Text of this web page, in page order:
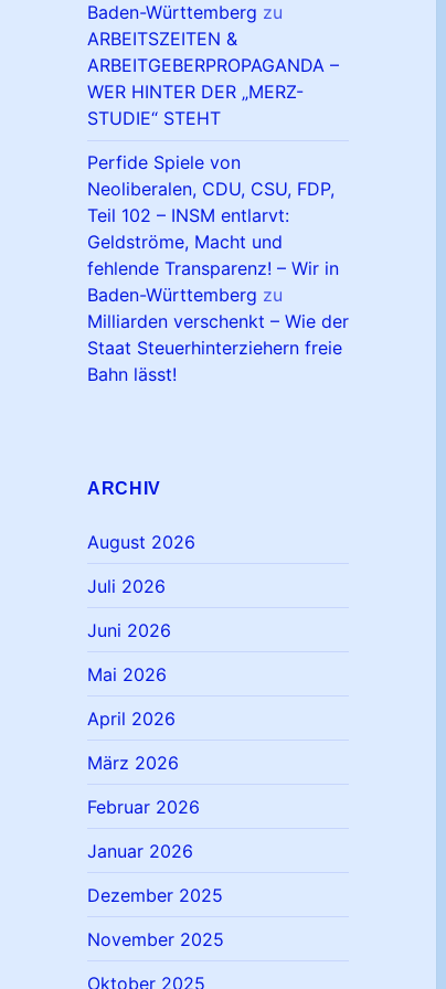
Baden-Württemberg zu
ARBEITSZEITEN &
ARBEITGEBERPROPAGANDA –
WER HINTER DER „MERZ-
STUDIE“ STEHT
Perfide Spiele von
Neoliberalen, CDU, CSU, FDP,
Teil 102 – INSM entlarvt:
Geldströme, Macht und
fehlende Transparenz! – Wir in
Baden-Württemberg zu
Milliarden verschenkt – Wie der
Staat Steuerhinterziehern freie
Bahn lässt!
ARCHIV
August 2026
Juli 2026
Juni 2026
Mai 2026
April 2026
März 2026
Februar 2026
Januar 2026
Dezember 2025
November 2025
Oktober 2025